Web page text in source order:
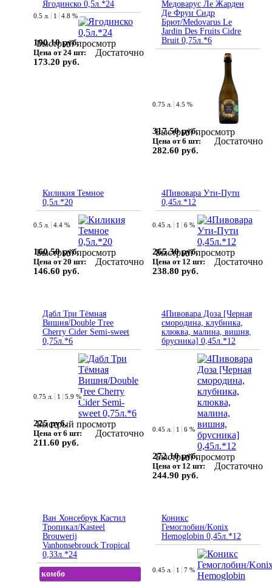
Ягодинско 0,5л.*24
Быстрый просмотр
0.5 л. 1 4.8 %
190.10 руб.
Цена от 24 шт:
173.20 руб.
Достаточно
Медоварус Ле Жарден
Де Фруи Сидр
Брют/Medovarus Le
Jardin Des Fruits Cidre
Bruit 0,75л.*6
Быстрый просмотр
0.75 л. 4.5 %
317.50 руб.
Цена от 6 шт:
282.60 руб.
Достаточно
Киликия Темное
0,5л.*20
Быстрый просмотр
0.5 л. 4.4 %
160.50 руб.
Цена от 20 шт:
146.60 руб.
Достаточно
4Пивовара Ути-Пути
0,45л.*12
Быстрый просмотр
0.45 л. 1 6 %
265.30 руб.
Цена от 12 шт:
238.80 руб.
Достаточно
Дабл Три Тёмная
Вишня/Double Tree
Cherry Cider Semi-sweet
0,75л.*6
Быстрый просмотр
0.75 л. 1 5.9 %
225 руб.
Цена от 6 шт:
211.60 руб.
Достаточно
4Пивовара Доза [Черная
смородина, клубника,
клюква, малина, вишня,
брусника] 0,45л.*12
Быстрый просмотр
0.45 л. 1 6 %
272.10 руб.
Цена от 12 шт:
244.90 руб.
Достаточно
Ван Хонсебрук Кастил
Тропикал/Kasteel
Brouwerij
Vanhonsebrouck Tropical
0,33л.*24
комбо
Коникс
Гемоглобин/Konix
Hemoglobin 0,45л.*12
0.45 л. 1 7 %